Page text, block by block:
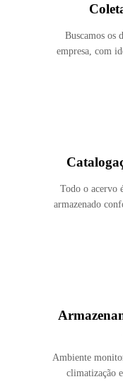
Buscamos os
empresa, com
Todo o acervo
armazenado
Ambiente
climatização